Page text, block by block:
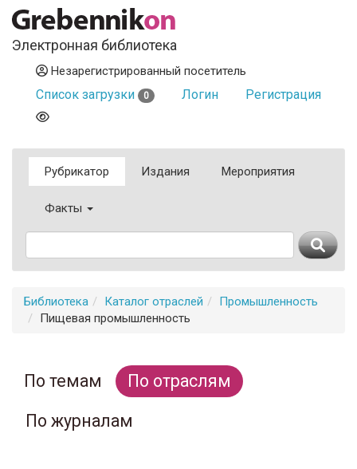
Электронная библиотека
Незарегистрированный посетитель
Список загрузки 0 Логин Регистрация
Рубрикатор Издания Мероприятия
Факты
Библиотека Каталог отраслей
Промышленность
Пищевая промышленность
По темам
По отраслям
По журналам